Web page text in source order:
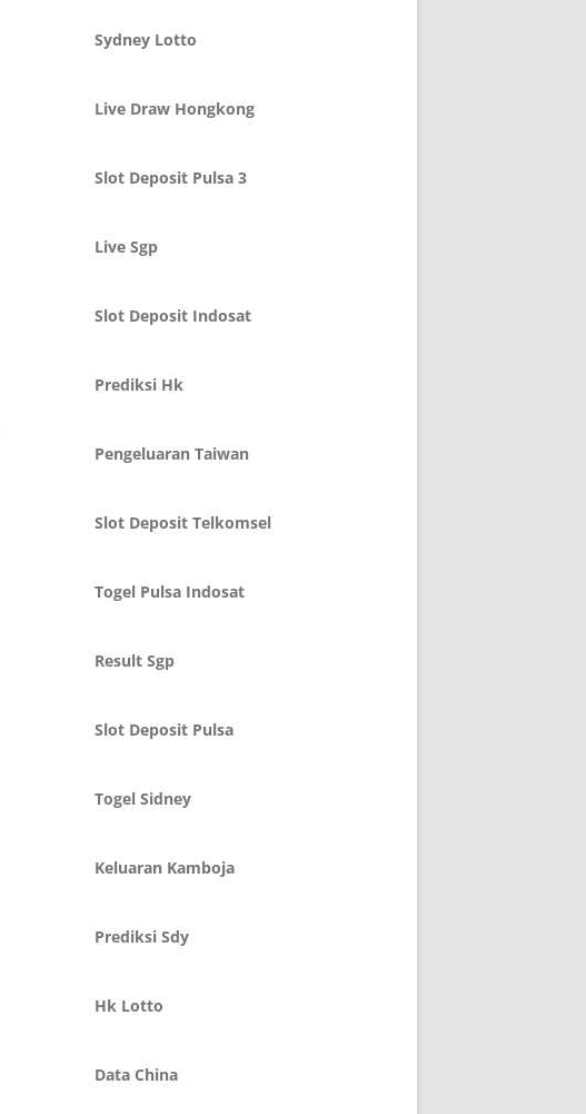
Sydney Lotto
Live Draw Hongkong
Slot Deposit Pulsa 3
Live Sgp
Slot Deposit Indosat
Prediksi Hk
Pengeluaran Taiwan
Slot Deposit Telkomsel
Togel Pulsa Indosat
Result Sgp
Slot Deposit Pulsa
Togel Sidney
Keluaran Kamboja
Prediksi Sdy
Hk Lotto
Data China